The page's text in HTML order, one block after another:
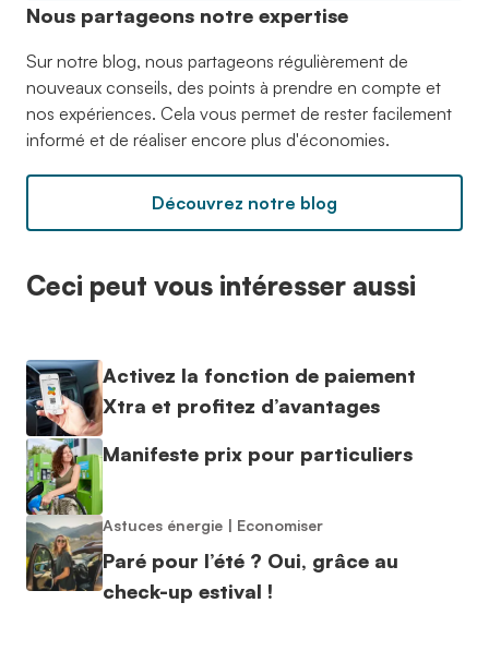
Nous partageons notre expertise
Sur notre blog, nous partageons régulièrement de
nouveaux conseils, des points à prendre en compte et
nos expériences. Cela vous permet de rester facilement
informé et de réaliser encore plus d'économies.
Découvrez notre blog
Ceci peut vous intéresser aussi
Activez la fonction de paiement
Xtra et profitez d’avantages
Manifeste prix pour particuliers
Astuces énergie | Economiser
Paré pour l’été ? Oui, grâce au
check-up estival !